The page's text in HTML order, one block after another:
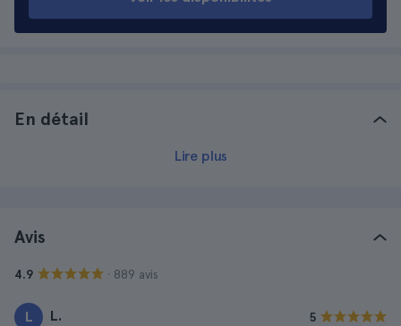
En détail
Lire plus
Avis
4.9 · 889 avis
L L. 5